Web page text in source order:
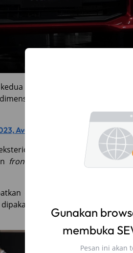
Gunakan
membuka
Pesan ini akan
hadir dengan
mobil lebih lega, rangka
Avanza Geser Sigra di Podium 2
mobil seperti roof end
front bumper spoiler
jadi
desain baru berbentuk
generasi kedua juga lebih